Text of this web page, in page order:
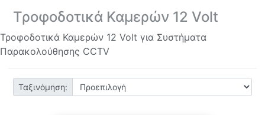
Τροφοδοτικά Καμερών 12 Volt
Τροφοδοτικά Καμερών 12 Volt για Συστήματα
Παρακολούθησης CCTV
Ταξινόμηση: